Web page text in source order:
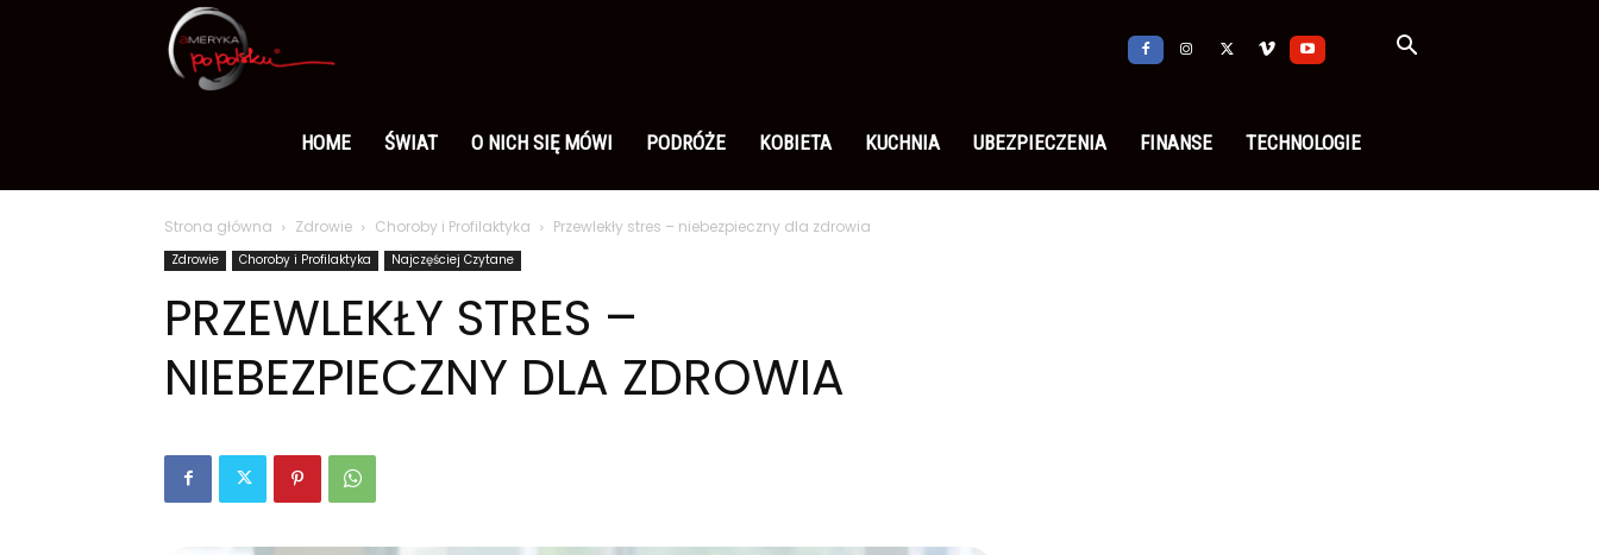
po
polsku
HOME ŚWIAT O NICH SIĘ MÓWI PODRÓŻE KOBIETA KUCHNIA UBEZPIECZENIA FINANSE TECHNOLOGIE
Strona główna Zdrowie Choroby i Profilaktyka Przewlekły stres – niebezpieczny dla zdrowia
Zdrowie Choroby i Profilaktyka Najczęściej Czytane
PRZEWLEKŁY STRES –
NIEBEZPIECZNY DLA ZDROWIA